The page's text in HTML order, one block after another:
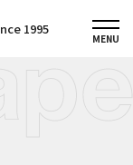
1995